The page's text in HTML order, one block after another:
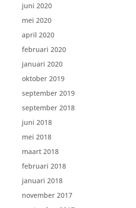
juni 2020
mei 2020
april 2020
februari 2020
januari 2020
oktober 2019
september 2019
september 2018
juni 2018
mei 2018
maart 2018
februari 2018
januari 2018
november 2017